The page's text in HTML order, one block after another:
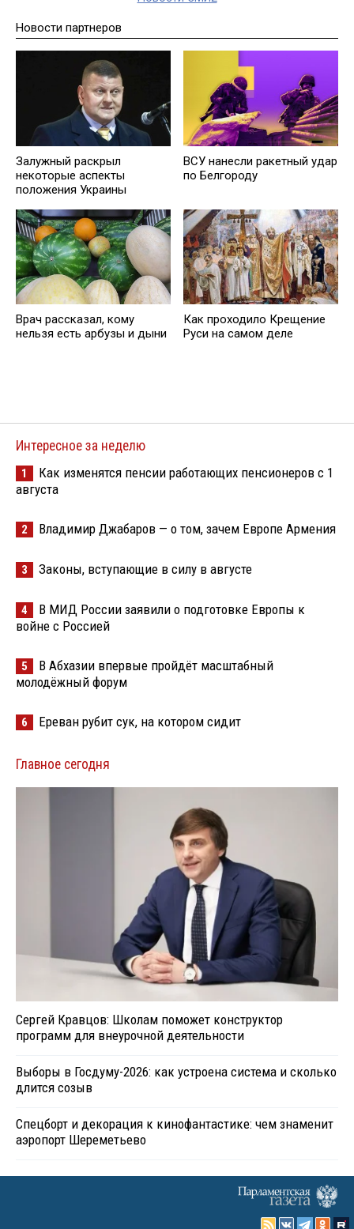
Новости партнеров
Залужный раскрыл
некоторые аспекты
положения Украины
ВСУ нанесли ракетный удар
по Белгороду
Врач рассказал, кому
нельзя есть арбузы и дыни
Как проходило Крещение
Руси на самом деле
Интересное за неделю
1
Как изменятся пенсии работающих пенсионеров с 1
августа
2 Владимир Джабаров — о том, зачем Европе Армения
3 Законы, вступающие в силу в августе
4
В МИД России заявили о подготовке Европы к
войне с Россией
5
В Абхазии впервые пройдёт масштабный
молодёжный форум
6 Ереван рубит сук, на котором сидит
Главное сегодня
Сергей Кравцов: Школам поможет конструктор
программ для внеурочной деятельности
Выборы в Госдуму-2026: как устроена система и сколько
длится созыв
Спецборт и декорация к кинофантастике: чем знаменит
аэропорт Шереметьево